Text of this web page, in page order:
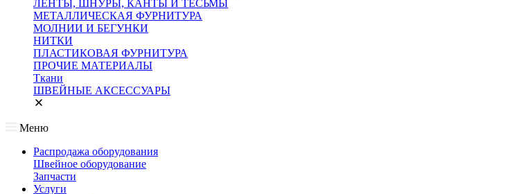
ЛЕНТЫ, ШНУРЫ, КАНТЫ И ТЕСЬМЫ
МЕТАЛЛИЧЕСКАЯ ФУРНИТУРА
МОЛНИИ И БЕГУНКИ
НИТКИ
ПЛАСТИКОВАЯ ФУРНИТУРА
ПРОЧИЕ МАТЕРИАЛЫ
Ткани
ШВЕЙНЫЕ АКСЕССУАРЫ
Меню
Распродажа оборудования
Швейное оборудование
Запчасти
Услуги